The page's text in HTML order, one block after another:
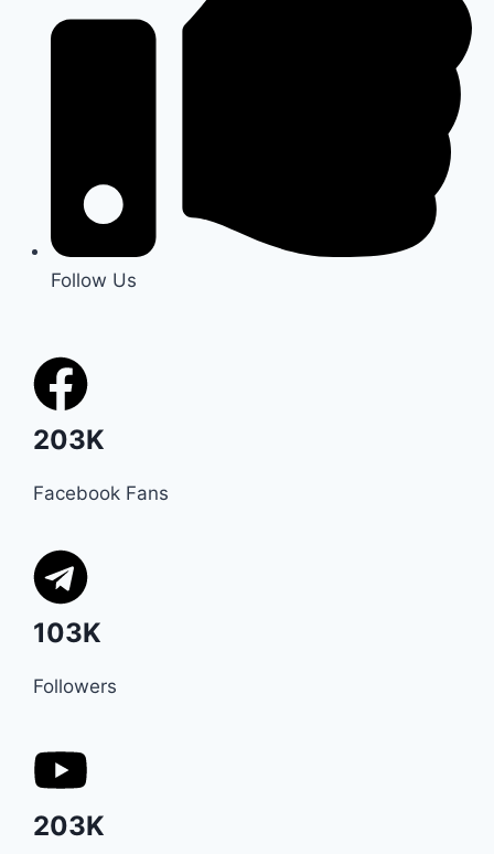
Follow Us
203K
Facebook Fans
103K
Followers
203K